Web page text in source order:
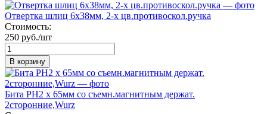
Отвертка шлиц 6х38мм, 2-х цв.противоскол.ручка
Стоимость:
250 руб./шт
В корзину
Бита PH2 х 65мм со съемн.магнитным держат.
2сторонние,Wurz